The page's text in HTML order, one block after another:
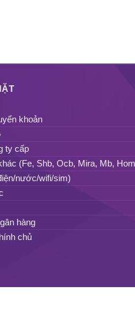
khoản
ty cấp
(Fe, Shb, Ocb, Mira, Mb,
nước/wifi/sim)
hàng
chủ